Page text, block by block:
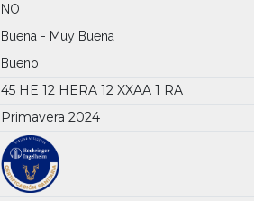
NO
Buena - Muy Buena
Bueno
45 HE 12 HERA 12 XXAA 1 RA
Primavera 2024